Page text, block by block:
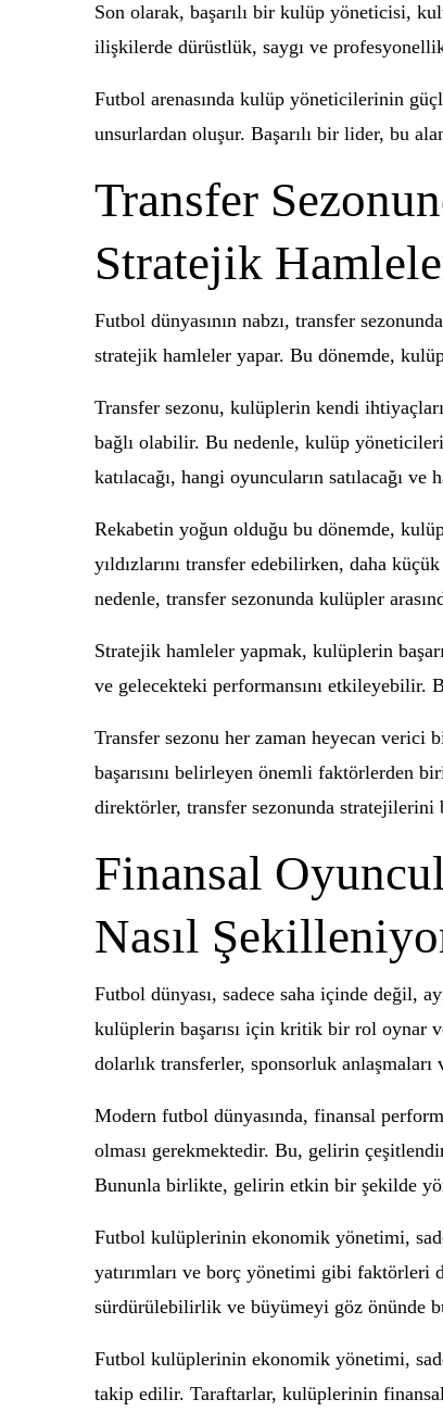
Son olarak, başarılı bir kulüp yöneticisi,
ilişkilerde dürüstlük, saygı ve
Futbol arenasında kulüp yöneticilerinin
unsurlardan oluşur. Başarılı bir lider, bu
Transfer
Stratejik
Futbol dünyasının nabzı, transfer
stratejik hamleler yapar. Bu dönemde,
Transfer sezonu, kulüplerin kendi
bağlı olabilir. Bu nedenle, kulüp
katılacağı, hangi oyuncuların satılacağı
Rekabetin yoğun olduğu bu dönemde,
yıldızlarını transfer edebilirken, daha
nedenle, transfer sezonunda kulüpler
Stratejik hamleler yapmak, kulüplerin
ve gelecekteki performansını
Transfer sezonu her zaman heyecan verici
başarısını belirleyen önemli faktörlerden
direktörler, transfer sezonunda
Finansal
Nasıl
Futbol dünyası, sadece saha içinde değil,
kulüplerin başarısı için kritik bir rol oynar
dolarlık transferler, sponsorluk
Modern futbol dünyasında, finansal
olması gerekmektedir. Bu, gelirin
Bununla birlikte, gelirin etkin bir şekilde
Futbol kulüplerinin ekonomik yönetimi,
yatırımları ve borç yönetimi gibi
sürdürülebilirlik ve büyümeyi göz önünde
Futbol kulüplerinin ekonomik yönetimi,
takip edilir. Taraftarlar, kulüplerinin